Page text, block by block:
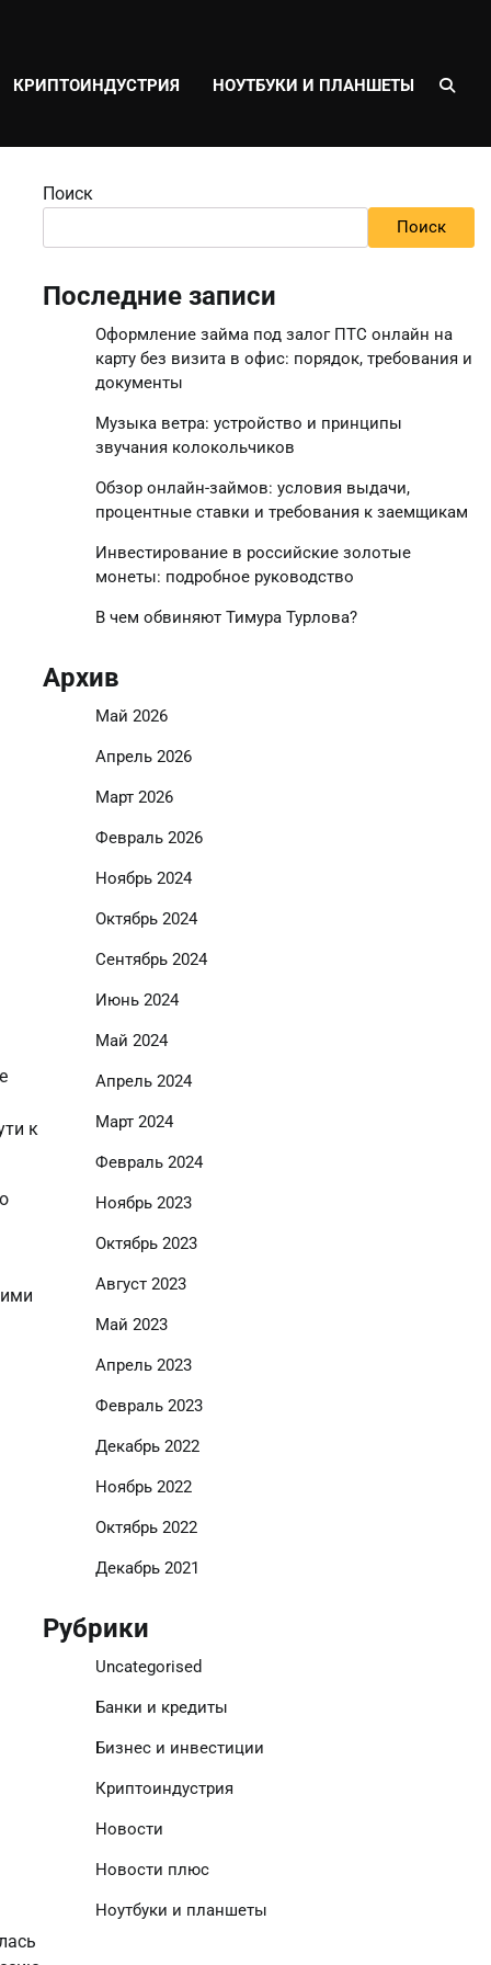
КРИПТОИНДУСТРИЯ НОУТБУКИ И ПЛАНШЕТЫ
к
Поиск
Поиск
Последние записи
Оформление займа под залог ПТС онлайн на
карту без визита в офис: порядок, требования и
документы
Музыка ветра: устройство и принципы
звучания колокольчиков
Обзор онлайн-займов: условия выдачи,
процентные ставки и требования к заемщикам
Инвестирование в российские золотые
монеты: подробное руководство
В чем обвиняют Тимура Турлова?
Архив
Май 2026
Апрель 2026
Март 2026
Февраль 2026
Ноябрь 2024
Октябрь 2024
Сентябрь 2024
Июнь 2024
Май 2024
Апрель 2024
Март 2024
Февраль 2024
Ноябрь 2023
Октябрь 2023
Август 2023
Май 2023
Апрель 2023
Февраль 2023
Декабрь 2022
Ноябрь 2022
Октябрь 2022
Декабрь 2021
Рубрики
Uncategorised
Банки и кредиты
Бизнес и инвестиции
Криптоиндустрия
Новости
Новости плюс
Ноутбуки и планшеты